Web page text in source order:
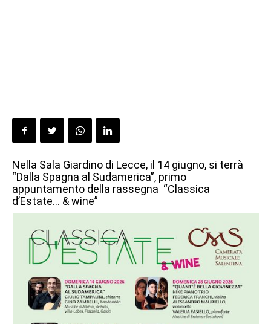
Nella Sala Giardino di Lecce, il 14 giugno, si terrà
“Dalla Spagna al Sudamerica”, primo
appuntamento della rassegna “Classica
d’Estate… & wine”